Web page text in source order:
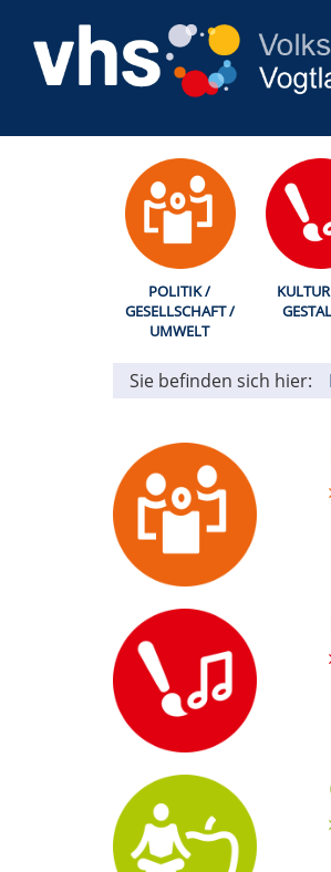
POLITIK /
GESELLSCHAFT /
UMWELT
Sie befinden sich hier: